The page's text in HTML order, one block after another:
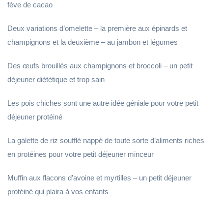
fève de cacao
Deux variations d’omelette – la première aux épinards et
champignons et la deuxième – au jambon et légumes
Des œufs brouillés aux champignons et broccoli – un petit
déjeuner diététique et trop sain
Les pois chiches sont une autre idée géniale pour votre petit
déjeuner protéiné
La galette de riz soufflé nappé de toute sorte d’aliments riches
en protéines pour votre petit déjeuner minceur
Muffin aux flacons d’avoine et myrtilles – un petit déjeuner
protéiné qui plaira à vos enfants